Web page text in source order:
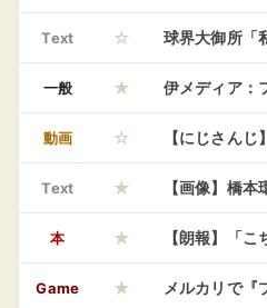
Text ☆ 球界大御所「
信用できない
一般 ★ 伊メディア：
F1オースト
動画 ☆ 【にじさん
ったの草
Text ★ 【画像】橋
本 ★ 【朗報】「
するｗｗｗｗ
Game ★ メルカリで『